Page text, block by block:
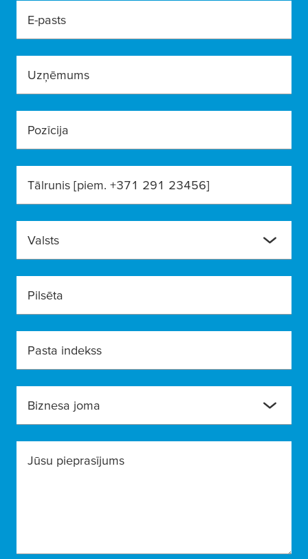
E-pasts
Uzņēmums
Pozīcija
Tālrunis [piem. +371 291 23456]
Valsts
Pilsēta
Pasta indekss
Biznesa joma
Jūsu pieprasījums